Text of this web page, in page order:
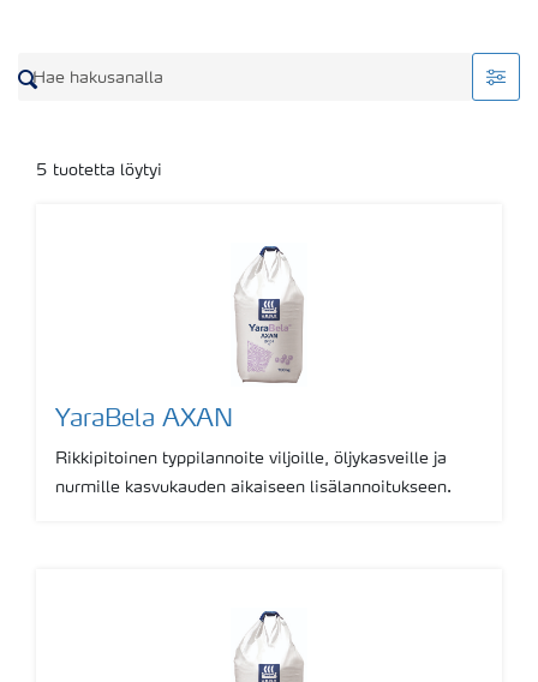
5 tuotetta löytyi
YaraBela AXAN
Rikkipitoinen typpilannoite viljoille, öljykasveille ja
nurmille kasvukauden aikaiseen lisälannoitukseen.